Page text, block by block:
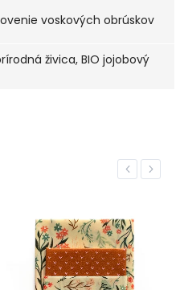
voskových obrúskov
živica, BIO jojobový
Previous
Next